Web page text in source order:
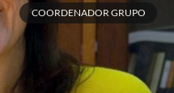
COORDENADOR GRUPO